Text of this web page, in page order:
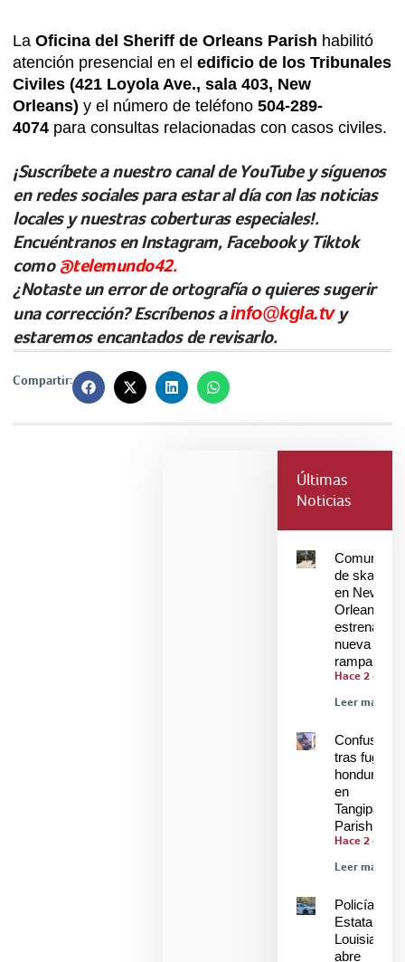
La Oficina del Sheriff de Orleans Parish habilitó
atención presencial en el edificio de los Tribunales
Civiles (421 Loyola Ave., sala 403, New
Orleans) y el número de teléfono 504-289-
4074 para consultas relacionadas con casos civiles.
¡Suscríbete a nuestro canal de YouTube y síguenos
en redes sociales para estar al día con las noticias
locales y nuestras coberturas especiales!.
Encuéntranos en Instagram, Facebook y Tiktok
como@telemundo42.
¿Notaste un error de ortografía o quieres sugerir
una corrección? Escríbenos ainfo@kgla.tvy
estaremos encantados de revisarlo.
Compartir:
Últimas
Noticias
Comunidad
de skaters
en New
Orleans
estrenan
nueva
rampa
Hace 2 días
Leer más »
Confusión
tras fuga de
hondureños
en
Tangipahoa
Parish
Hace 2 días
Leer más »
Policía
Estatal de
Louisiana
abre